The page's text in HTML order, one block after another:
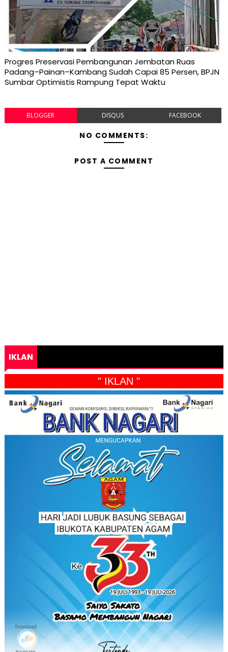
Progres Preservasi Pembangunan Jembatan Ruas
Padang–Painan–Kambang Sudah Capai 85 Persen, BPJN
Sumbar Optimistis Rampung Tepat Waktu
BLOGGER DISQUS FACEBOOK
NO COMMENTS:
POST A COMMENT
IKLAN
" IKLAN "